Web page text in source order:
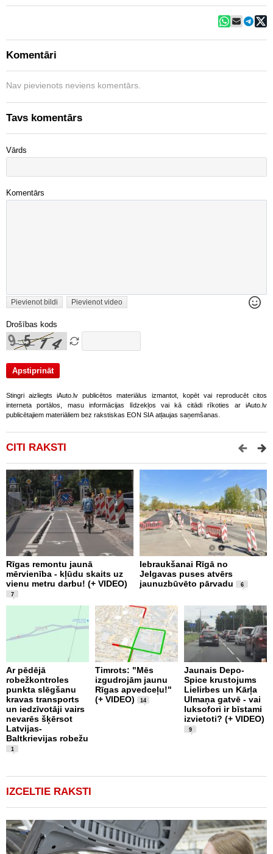
Komentāri
Nav pievienots neviens komentārs.
Tavs komentārs
Vārds
Komentārs
Pievienot bildi Pievienot video
Drošības kods
Stingri aizliegts iAuto.lv publicētos materiālus izmantot, kopēt vai reproducēt citos
interneta portālos, masu informācijas līdzekļos vai kā citādi rīkoties ar iAuto.lv
publicētajiem materiāliem bez rakstiskas EON SIA atļaujas saņemšanas.
CITI RAKSTI
Rīgas remontu jaunā
mērvienība - kļūdu skaits uz
vienu metru darbu! (+ VIDEO)
7
Iebraukšanai Rīgā no
Jelgavas puses atvērs
jaunuzbūvēto pārvadu
6
Ar pēdējā
robežkontroles
punkta slēgšanu
kravas transports
un iedzīvotāji vairs
nevarēs šķērsot
Latvijas-
Baltkrievijas robežu
1
Timrots: "Mēs
izgudrojām jaunu
Rīgas apvedceļu!"
(+ VIDEO)
14
Jaunais Depo-
Spice krustojums
Lielirbes un Kārļa
Ulmaņa gatvē - vai
luksofori ir bīstami
izvietoti? (+ VIDEO)
9
IZCELTIE RAKSTI